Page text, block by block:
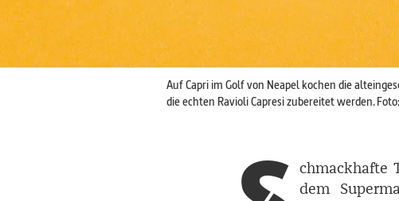
Auf Capri im Golf von Neapel kochen die
die echten Ravioli Capresi zubereitet werden.
chmackhafte
dem